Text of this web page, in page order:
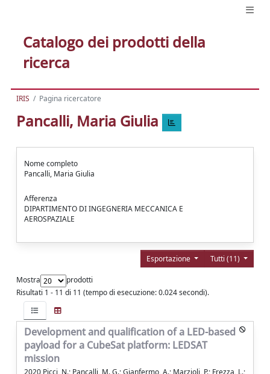
Catalogo dei prodotti della
ricerca
IRIS Pagina ricercatore
Pancalli, Maria Giulia
Nome completo
Pancalli, Maria Giulia
Afferenza
DIPARTIMENTO DI INGEGNERIA MECCANICA E
AEROSPAZIALE
Tutti (11)
Esportazione
Mostra
prodotti
Risultati 1 - 11 di 11 (tempo di esecuzione: 0.024 secondi).
Development and qualification of a LED-based
payload for a CubeSat platform: LEDSAT
mission
2020 Picci, N.; Pancalli, M. G.; Gianfermo, A.; Marzioli, P.; Frezza, L.;